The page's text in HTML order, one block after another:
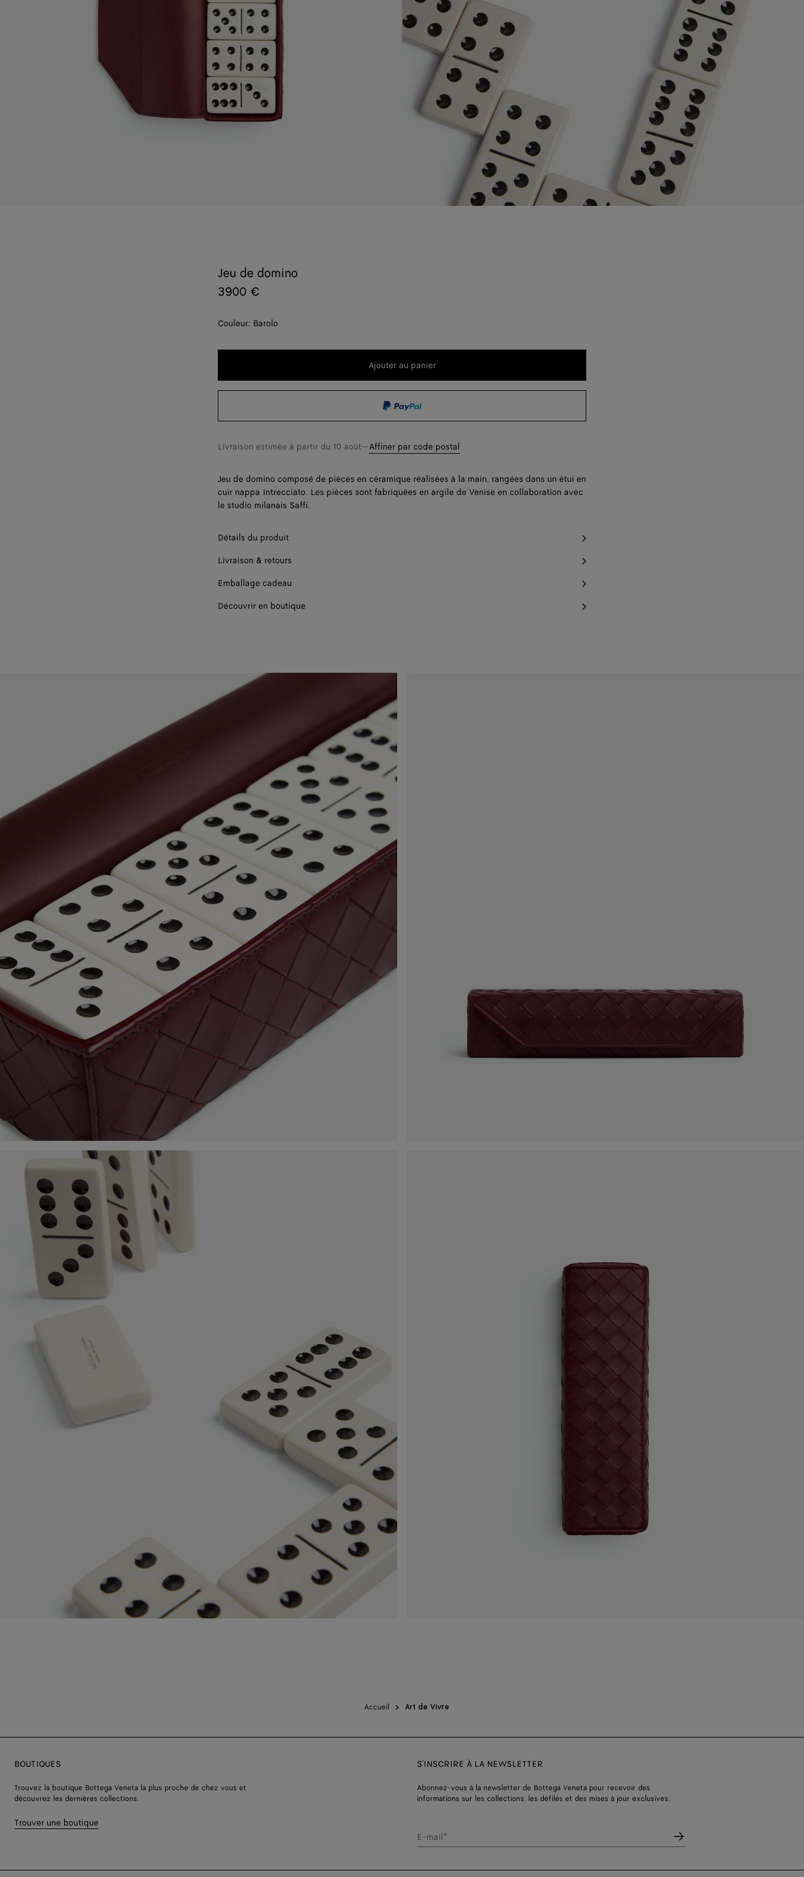
Jeu de domino
3900 €
Couleur: Barolo
Ajouter
Ajouter au panier
Sélectionner
Livraison estimée à partir du 10 août—Affiner par code postal
Jeu de domino composé de pièces en céramique réalisées à la main, rangées dans un étui en
cuir nappa Intrecciato. Les pièces sont fabriquées en argile de Venise en collaboration avec
le studio milanais Saffi.
Détails du produit
Livraison & retours
Emballage cadeau
Découvrir en boutique
Accueil Art de Vivre
BOUTIQUES
Trouvez la boutique Bottega Veneta la plus proche de chez vous et
découvrez les dernières collections.
Trouver une boutique
S'INSCRIRE À LA NEWSLETTER
Abonnez-vous à la newsletter de Bottega Veneta pour recevoir des
informations sur les collections, les défilés et des mises à jour exclusives.
E-mail*